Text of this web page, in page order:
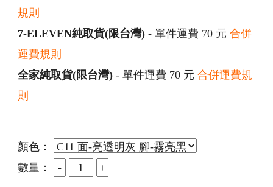
規則
7-ELEVEN純取貨(限台灣)- 單件運費 70 元 合併
運費規則
全家純取貨(限台灣)- 單件運費 70 元 合併運費規
則
顏色：
數量：